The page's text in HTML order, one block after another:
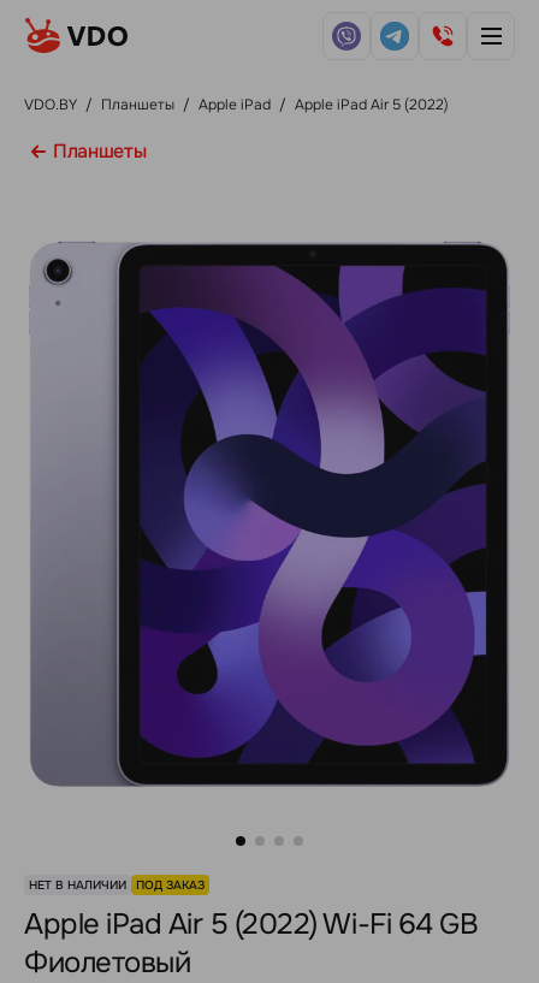
VDO.BY / Планшеты / Apple iPad / Apple iPad Air 5 (2022)
Планшеты
НЕТ В НАЛИЧИИ ПОД ЗАКАЗ
Apple iPad Air 5 (2022) Wi-Fi 64 GB
Фиолетовый